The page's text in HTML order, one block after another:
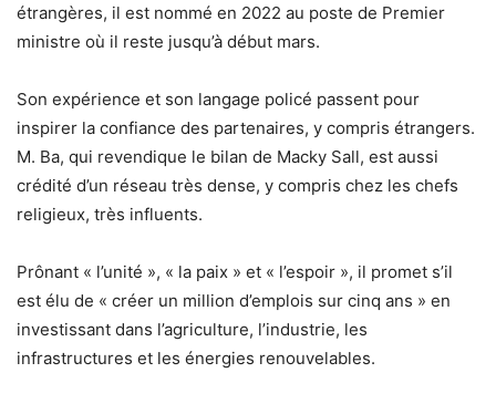
étrangères, il est nommé en 2022 au poste de Premier
ministre où il reste jusqu’à début mars.
Son expérience et son langage policé passent pour
inspirer la confiance des partenaires, y compris étrangers.
M. Ba, qui revendique le bilan de Macky Sall, est aussi
crédité d’un réseau très dense, y compris chez les chefs
religieux, très influents.
Prônant « l’unité », « la paix » et « l’espoir », il promet s’il
est élu de « créer un million d’emplois sur cinq ans » en
investissant dans l’agriculture, l’industrie, les
infrastructures et les énergies renouvelables.